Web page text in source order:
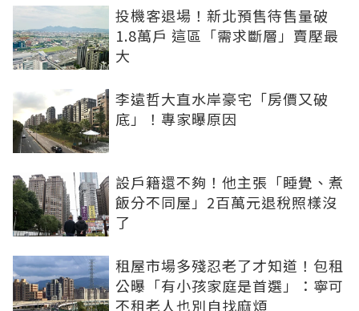
投機客退場！新北預售待售量破
1.8萬戶 這區「需求斷層」賣壓最
大
李遠哲大直水岸豪宅「房價又破
底」！專家曝原因
設戶籍還不夠！他主張「睡覺、煮
飯分不同屋」2百萬元退稅照樣沒
了
租屋市場多殘忍老了才知道！包租
公曝「有小孩家庭是首選」：寧可
不租老人也別自找麻煩